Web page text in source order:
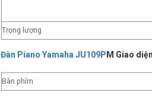
Trọng lượng
Đàn Piano Yamaha JU109P M Giao
Bàn phím